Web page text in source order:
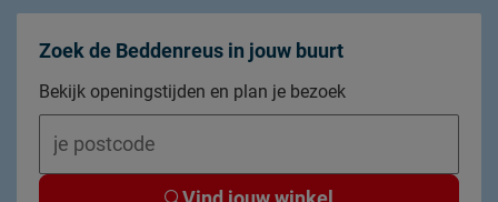
Zoek de Beddenreus in jouw buurt
Bekijk openingstijden en plan je bezoek